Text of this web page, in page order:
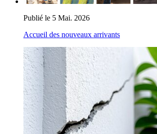
Publié le 5 Mai. 2026
Accueil des nouveaux arrivants